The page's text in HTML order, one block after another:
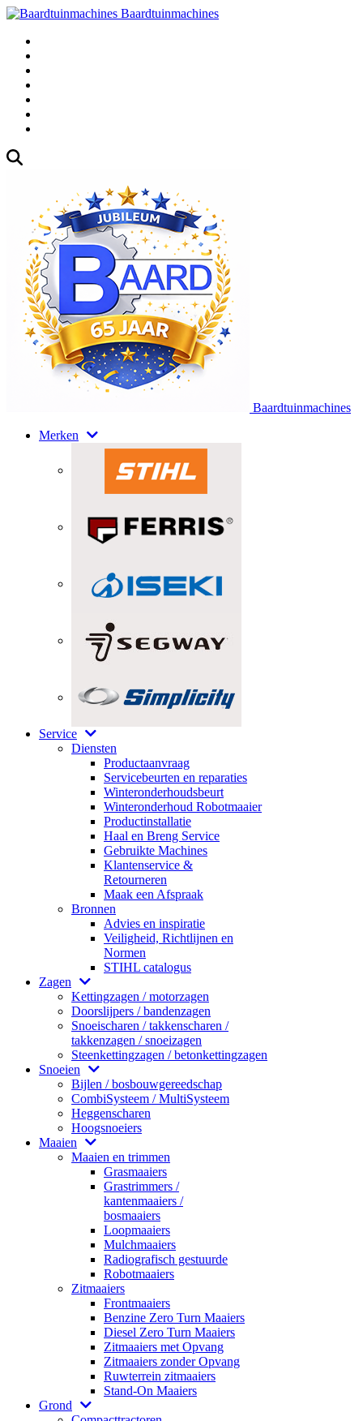
Baardtuinmachines
Baardtuinmachines
Merken
Service
Diensten
Productaanvraag
Servicebeurten en reparaties
Winteronderhoudsbeurt
Winteronderhoud Robotmaaier
Productinstallatie
Haal en Breng Service
Gebruikte Machines
Klantenservice &
Retourneren
Maak een Afspraak
Bronnen
Advies en inspiratie
Veiligheid, Richtlijnen en
Normen
STIHL catalogus
Zagen
Kettingzagen / motorzagen
Doorslijpers / bandenzagen
Snoeischaren / takkenscharen /
takkenzagen / snoeizagen
Steenkettingzagen / betonkettingzagen
Snoeien
Bijlen / bosbouwgereedschap
CombiSysteem / MultiSysteem
Heggenscharen
Hoogsnoeiers
Maaien
Maaien en trimmen
Grasmaaiers
Grastrimmers /
kantenmaaiers /
bosmaaiers
Loopmaaiers
Mulchmaaiers
Radiografisch gestuurde
Robotmaaiers
Zitmaaiers
Frontmaaiers
Benzine Zero Turn Maaiers
Diesel Zero Turn Maaiers
Zitmaaiers met Opvang
Zitmaaiers zonder Opvang
Ruwterrein zitmaaiers
Stand-On Maaiers
Grond